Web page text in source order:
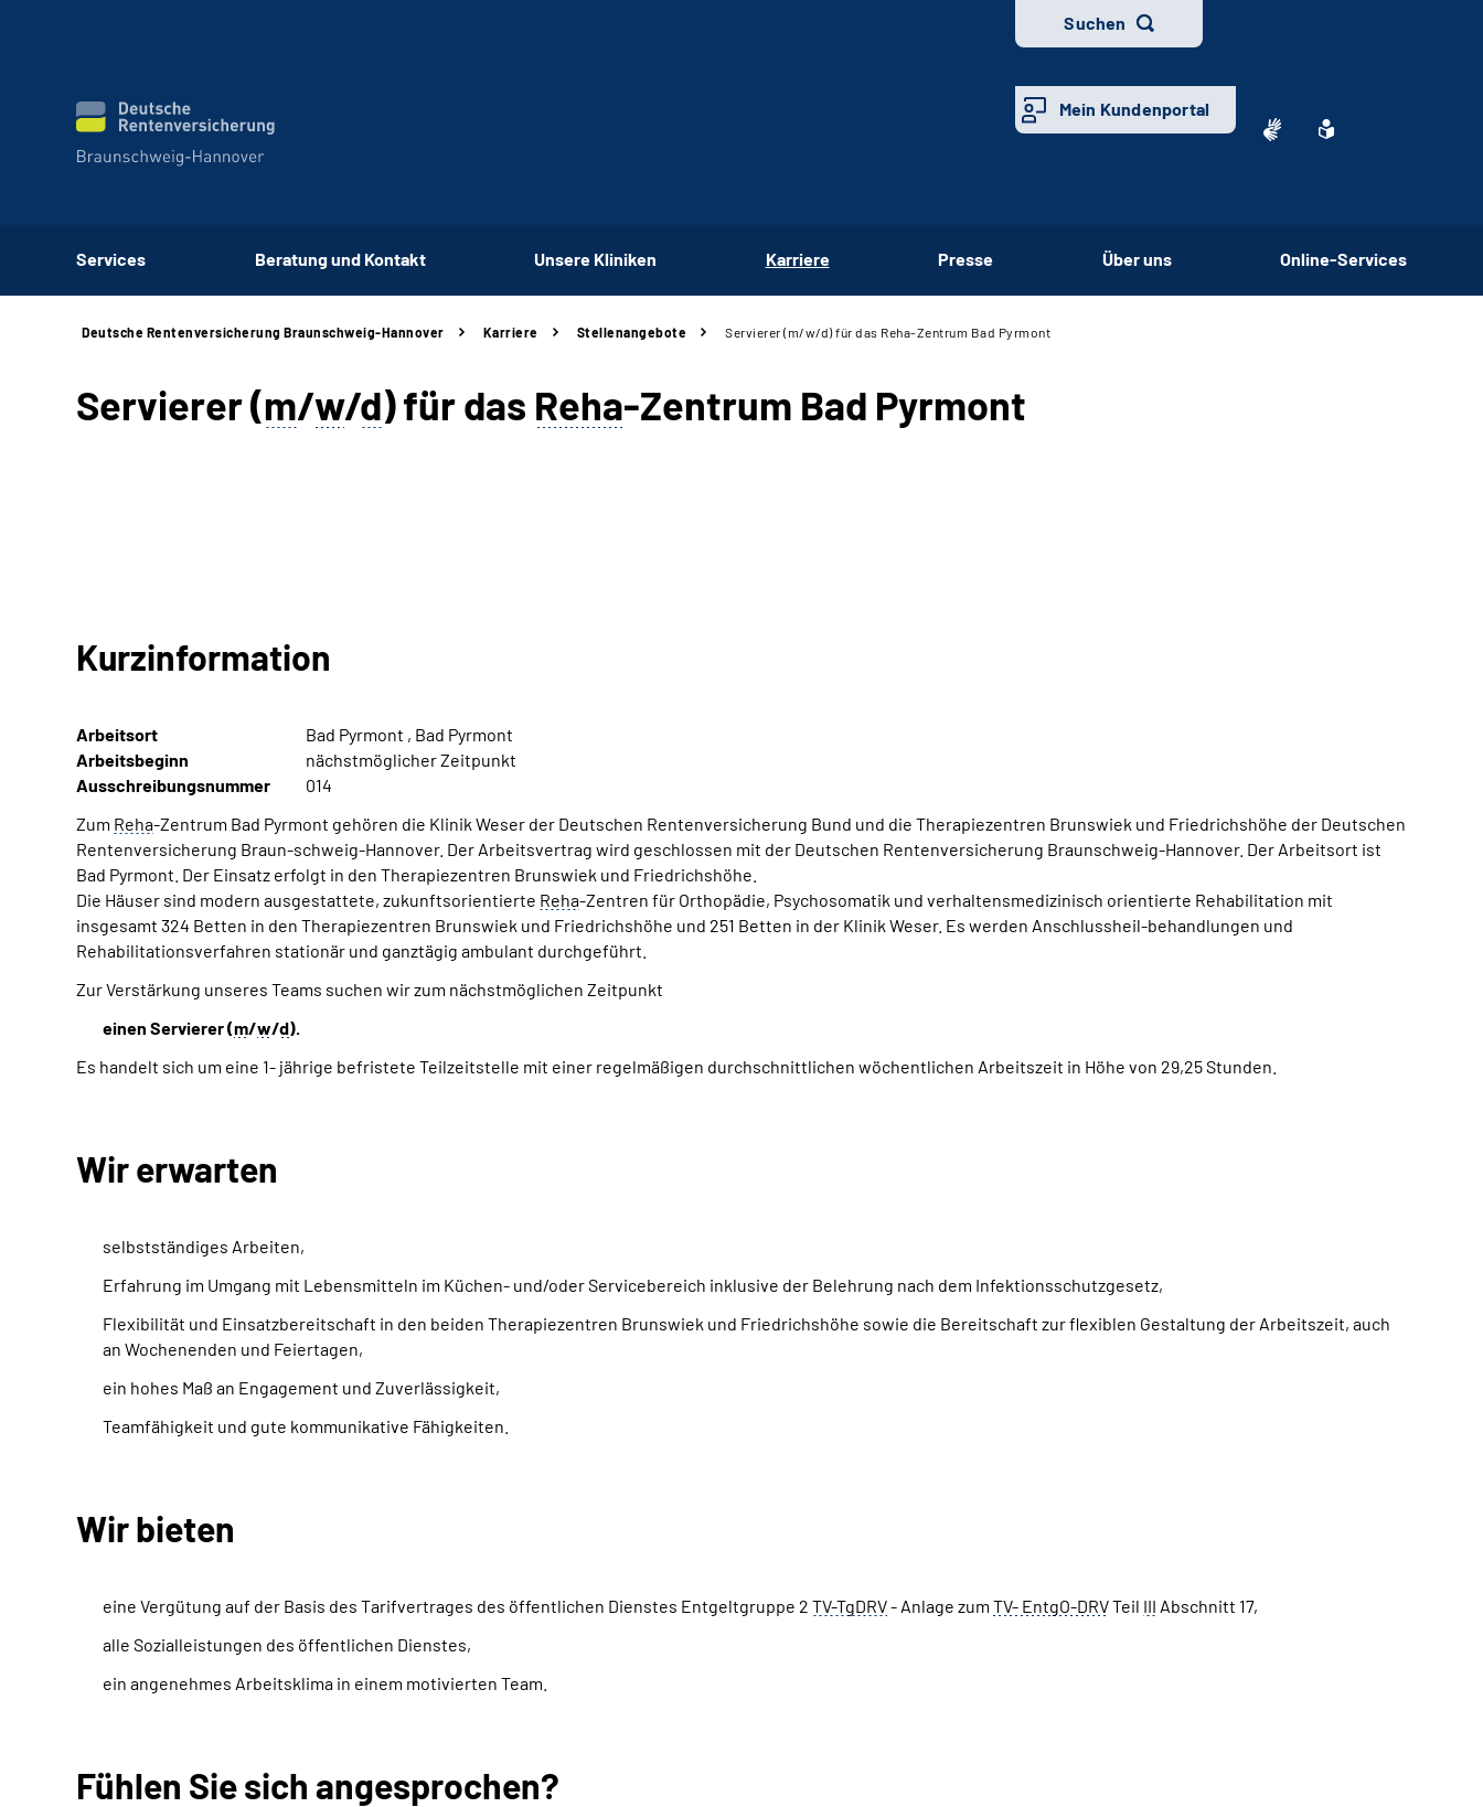
Suchen
Mein Kundenportal
Services Beratung und Kontakt Unsere Kliniken Karriere Presse Über uns Online-Services
Deutsche Rentenversicherung Braunschweig-Hannover Karriere Stellenangebote Servierer (m/w/d) für das Reha-Zentrum Bad Pyrmont
Servierer (m/w/d) für das Reha-Zentrum Bad Pyrmont
Kurzinformation
Arbeitsort
Bad Pyrmont , Bad Pyrmont
Arbeitsbeginn
nächstmöglicher Zeitpunkt
Ausschreibungsnummer
014
Zum Reha-Zentrum Bad Pyrmont gehören die Klinik Weser der Deutschen Rentenversicherung Bund und die Therapiezentren Brunswiek und Friedrichshöhe der Deutschen
Rentenversicherung Braun-schweig-Hannover. Der Arbeitsvertrag wird geschlossen mit der Deutschen Rentenversicherung Braunschweig-Hannover. Der Arbeitsort ist
Bad Pyrmont. Der Einsatz erfolgt in den Therapiezentren Brunswiek und Friedrichshöhe.
Die Häuser sind modern ausgestattete, zukunftsorientierte Reha-Zentren für Orthopädie, Psychosomatik und verhaltensmedizinisch orientierte Rehabilitation mit
insgesamt 324 Betten in den Therapiezentren Brunswiek und Friedrichshöhe und 251 Betten in der Klinik Weser. Es werden Anschlussheil-behandlungen und
Rehabilitationsverfahren stationär und ganztägig ambulant durchgeführt.
Zur Verstärkung unseres Teams suchen wir zum nächstmöglichen Zeitpunkt
einen Servierer (m/w/d).
Es handelt sich um eine 1- jährige befristete Teilzeitstelle mit einer regelmäßigen durchschnittlichen wöchentlichen Arbeitszeit in Höhe von 29,25 Stunden.
Wir erwarten
selbstständiges Arbeiten,
Erfahrung im Umgang mit Lebensmitteln im Küchen- und/oder Servicebereich inklusive der Belehrung nach dem Infektionsschutzgesetz,
Flexibilität und Einsatzbereitschaft in den beiden Therapiezentren Brunswiek und Friedrichshöhe sowie die Bereitschaft zur flexiblen Gestaltung der Arbeitszeit, auch
an Wochenenden und Feiertagen,
ein hohes Maß an Engagement und Zuverlässigkeit,
Teamfähigkeit und gute kommunikative Fähigkeiten.
Wir bieten
eine Vergütung auf der Basis des Tarifvertrages des öffentlichen Dienstes Entgeltgruppe 2 TV-TgDRV- Anlage zum TV- EntgO-DRVTeil III Abschnitt 17,
alle Sozialleistungen des öffentlichen Dienstes,
ein angenehmes Arbeitsklima in einem motivierten Team.
Fühlen Sie sich angesprochen?